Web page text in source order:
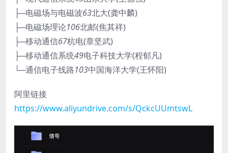
├─电磁场与电磁波63北大(龚中麟)
├─电磁场理论106北邮(焦其祥)
├─移动通信67杭电(章坚武)
├─移动通信系统49电子科技大学(程郁凡)
└─通信电子线路103中国海洋大学(王怀阳)
阿里链接
https://www.aliyundrive.com/s/QckcUUmtswL